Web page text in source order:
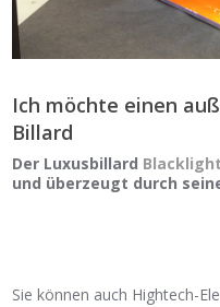
Ich möchte einen
Billard
Der Luxusbillard Blacklight
und überzeugt durch
Sie können auch Hightech-